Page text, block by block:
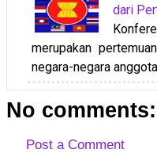
dari
merupakan
negara-negara
No comments:
Post a Comment